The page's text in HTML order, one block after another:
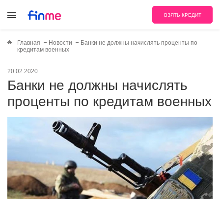
ВЗЯТЬ КРЕДИТ
Главная Новости
Банки не должны начислять проценты по
кредитам военных
20.02.2020
Банки не должны начислять
проценты по кредитам военных